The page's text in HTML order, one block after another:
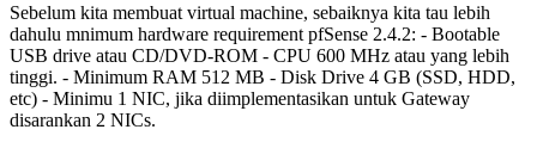
Sebelum kita membuat virtual machine, sebaiknya kita tau lebih
dahulu mnimum hardware requirement pfSense 2.4.2: - Bootable
USB drive atau CD/DVD-ROM - CPU 600 MHz atau yang lebih
tinggi. - Minimum RAM 512 MB - Disk Drive 4 GB (SSD, HDD,
etc) - Minimu 1 NIC, jika diimplementasikan untuk Gateway
disarankan 2 NICs.